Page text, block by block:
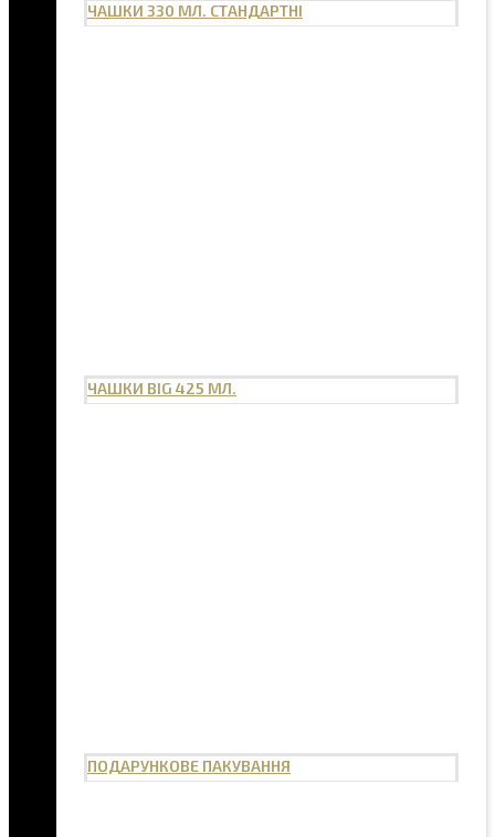
ЧАШКИ 330 МЛ. СТАНДАРТНІ
ЧАШКИ BIG 425 МЛ.
ПОДАРУНКОВЕ ПАКУВАННЯ